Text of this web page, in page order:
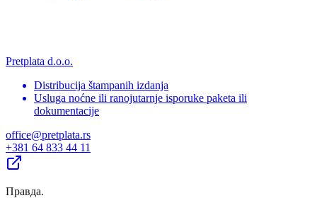
Pretplata d.o.o.
Distribucija štampanih izdanja
Usluga noćne ili ranojutarnje isporuke paketa ili
dokumentacije
office@pretplata.rs
+381 64 833 44 11
Правда.